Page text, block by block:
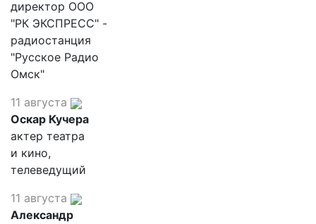
директор ООО
"РК ЭКСПРЕСС" -
радиостанция
"Русское Радио
Омск"
11 августа
Оскар Кучера
актер театра
и кино,
телеведущий
11 августа
Александр